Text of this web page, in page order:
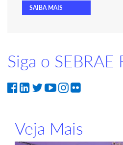
SAIBA MAIS
Siga o SEBRAE
Veja Mais